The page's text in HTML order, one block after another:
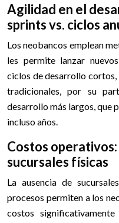
Agilidad en el
sprints vs. ciclos
Los neobancos emplean
les permite lanzar
ciclos de desarrollo cortos,
tradicionales, por su
desarrollo más largos, que
incluso años.
Costos
sucursales físicas
La ausencia de
procesos permiten a los
costos